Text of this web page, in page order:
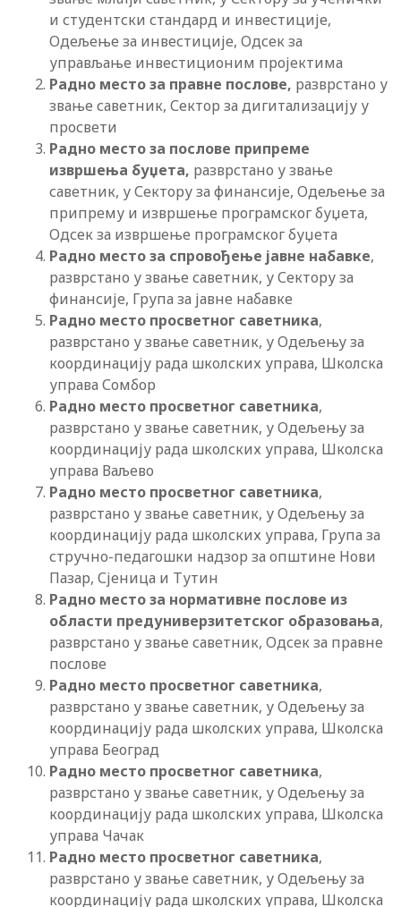
и студентски стандард и инвестиције,
Одељење за инвестиције, Одсек за
управљање инвестиционим пројектима
Радно место за правне послове, разврстано у
звање саветник, Сектор за дигитализацију у
просвети
Радно место за послове припреме
извршења буџета, разврстано у звање
саветник, у Сектору за финансије, Одељење за
припрему и извршење програмског буџета,
Одсек за извршење програмског буџета
Радно место за спровођење јавне набавке,
разврстано у звање саветник, у Сектору за
финансије, Група за јавне набавке
Радно место просветног саветника,
разврстано у звање саветник, у Одељењу за
координацију рада школских управа, Школска
управа Сомбор
Радно место просветног саветника,
разврстано у звање саветник, у Одељењу за
координацију рада школских управа, Школска
управа Ваљево
Радно место просветног саветника,
разврстано у звање саветник, у Одељењу за
координацију рада школских управа, Група за
стручно-педагошки надзор за општине Нови
Пазар, Сјеница и Тутин
Радно место за нормативне послове из
области предуниверзитетског образовања,
разврстано у звање саветник, Одсек за правне
послове
Радно место просветног саветника,
разврстано у звање саветник, у Одељењу за
координацију рада школских управа, Школска
управа Београд
Радно место просветног саветника,
разврстано у звање саветник, у Одељењу за
координацију рада школских управа, Школска
управа Чачак
Радно место просветног саветника,
разврстано у звање саветник, у Одељењу за
координацију рада школских управа, Школска